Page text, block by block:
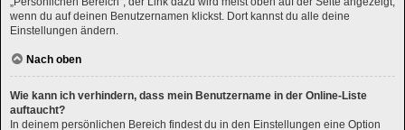
wenn du auf deinen Benutzernamen klickst. Dort kannst du alle deine
Einstellungen ändern.
Nach oben
Wie kann ich verhindern, dass mein Benutzername in der Online-Liste
auftaucht?
In deinem persönlichen Bereich findest du in den Einstellungen eine Option